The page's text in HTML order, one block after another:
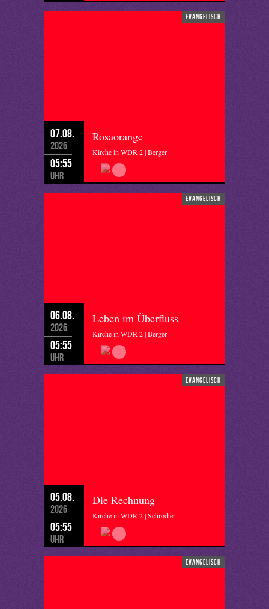
evangelisch
07.08.
2026
05:55
Uhr
Rosaorange
Kirche in WDR 2 | Berger
evangelisch
06.08.
2026
05:55
Uhr
Leben im Überfluss
Kirche in WDR 2 | Berger
evangelisch
05.08.
2026
05:55
Uhr
Die Rechnung
Kirche in WDR 2 | Schrödter
evangelisch